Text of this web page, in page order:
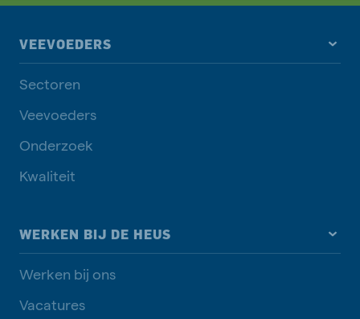
VEEVOEDERS
Sectoren
Veevoeders
Onderzoek
Kwaliteit
WERKEN BIJ DE HEUS
Werken bij ons
Vacatures